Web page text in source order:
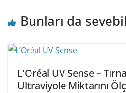
Bunları da
L’Oréal UV Sense –
Ultraviyole Miktarını